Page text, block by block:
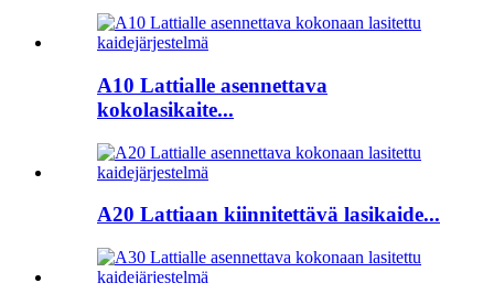
A10 Lattialle asennettava
kokolasikaite...
A20 Lattiaan kiinnitettävä lasikaide...